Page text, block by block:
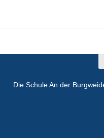
Die Schule An der